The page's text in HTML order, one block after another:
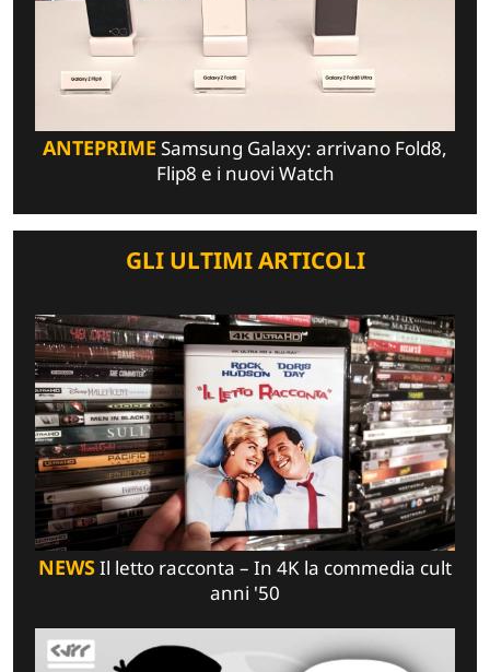
ANTEPRIME Samsung Galaxy: arrivano Fold8,
Flip8 e i nuovi Watch
GLI ULTIMI ARTICOLI
NEWSIl letto racconta – In 4K la commedia cult
anni '50